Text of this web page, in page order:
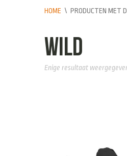
HOME \ PRODUCTEN MET
wild
Enige resultaat